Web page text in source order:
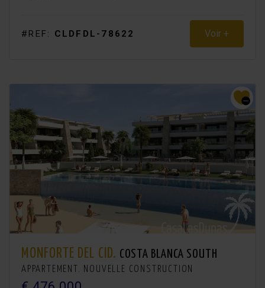
#REF: CLDFDL-78622 Voir +
MONFORTE DEL CID. COSTA BLANCA SOUTH
APPARTEMENT. NOUVELLE CONSTRUCTION